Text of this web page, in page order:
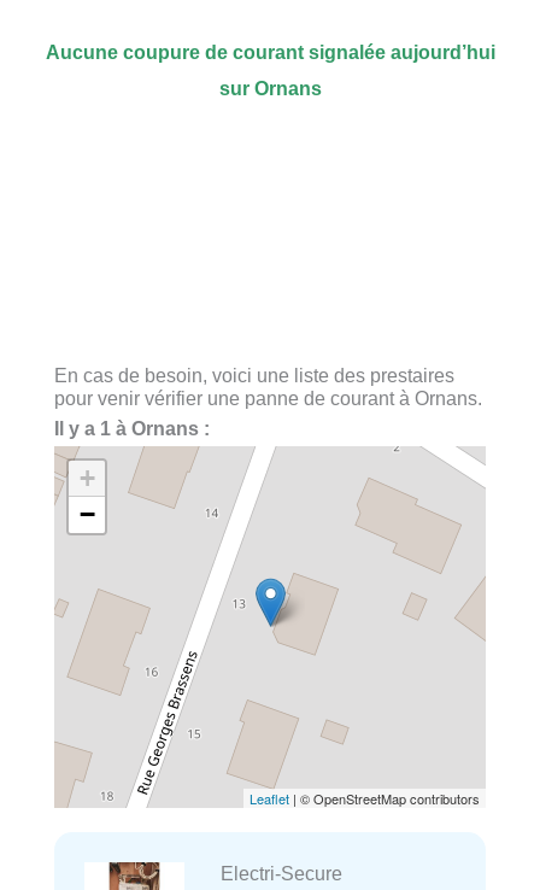
Aucune coupure de courant signalée aujourd’hui
sur Ornans
En cas de besoin, voici une liste des prestaires
pour venir vérifier une panne de courant à Ornans.
Il y a 1 à Ornans :
+
−
Leaflet | © OpenStreetMap contributors
Electri-Secure